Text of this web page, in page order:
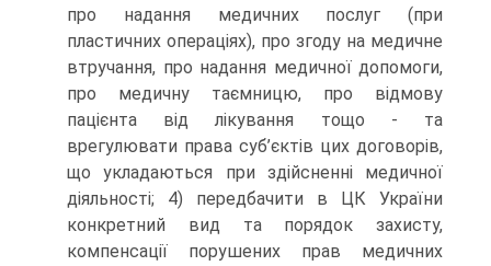
про надання медичних послуг (при
пластичних операціях), про згоду на медичне
втручання, про надання медичної допомоги,
про медичну таємницю, про відмову
пацієнта від лікування тощо - та
врегулювати права суб’єктів цих договорів,
що укладаються при здійсненні медичної
діяльності; 4) передбачити в ЦК України
конкретний вид та порядок захисту,
компенсації порушених прав медичних